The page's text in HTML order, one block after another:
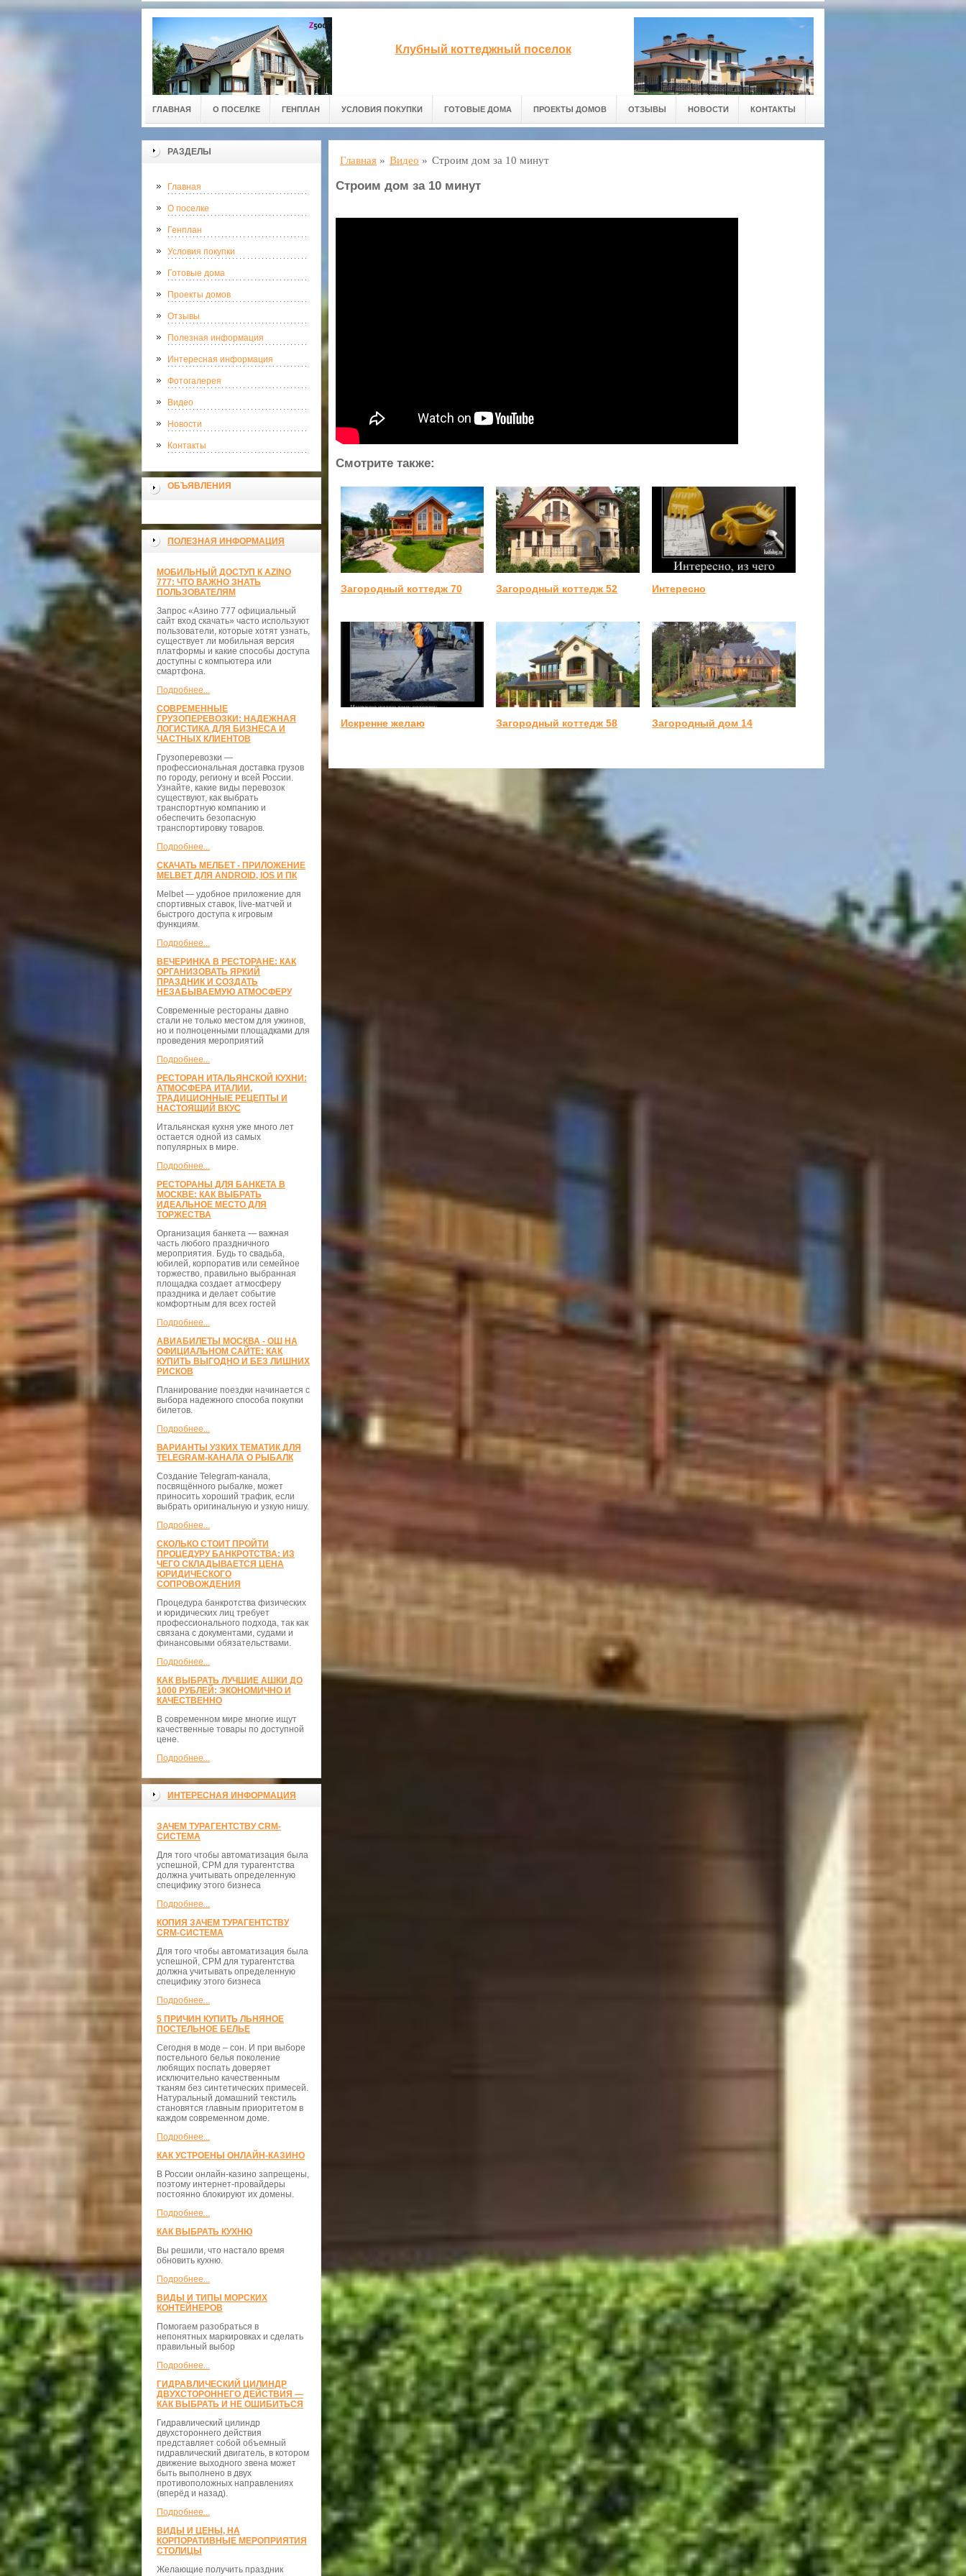
Клубный коттеджный поселок
ГЛАВНАЯ О ПОСЕЛКЕ ГЕНПЛАН УСЛОВИЯ ПОКУПКИ ГОТОВЫЕ ДОМА ПРОЕКТЫ ДОМОВ ОТЗЫВЫ НОВОСТИ КОНТАКТЫ
РАЗДЕЛЫ
Главная
О поселке
Генплан
Условия покупки
Готовые дома
Проекты домов
Отзывы
Полезная информация
Интересная информация
Фотогалерея
Видео
Новости
Контакты
ОБЪЯВЛЕНИЯ
ПОЛЕЗНАЯ ИНФОРМАЦИЯ
МОБИЛЬНЫЙ ДОСТУП К AZINO
777: ЧТО ВАЖНО ЗНАТЬ
ПОЛЬЗОВАТЕЛЯМ
Запрос «Азино 777 официальный
сайт вход скачать» часто используют
пользователи, которые хотят узнать,
существует ли мобильная версия
платформы и какие способы доступа
доступны с компьютера или
смартфона.
Подробнее...
СОВРЕМЕННЫЕ
ГРУЗОПЕРЕВОЗКИ: НАДЕЖНАЯ
ЛОГИСТИКА ДЛЯ БИЗНЕСА И
ЧАСТНЫХ КЛИЕНТОВ
Грузоперевозки —
профессиональная доставка грузов
по городу, региону и всей России.
Узнайте, какие виды перевозок
существуют, как выбрать
транспортную компанию и
обеспечить безопасную
транспортировку товаров.
Подробнее...
СКАЧАТЬ МЕЛБЕТ - ПРИЛОЖЕНИЕ
MELBET ДЛЯ ANDROID, IOS И ПК
Melbet — удобное приложение для
спортивных ставок, live-матчей и
быстрого доступа к игровым
функциям.
Подробнее...
ВЕЧЕРИНКА В РЕСТОРАНЕ: КАК
ОРГАНИЗОВАТЬ ЯРКИЙ
ПРАЗДНИК И СОЗДАТЬ
НЕЗАБЫВАЕМУЮ АТМОСФЕРУ
Современные рестораны давно
стали не только местом для ужинов,
но и полноценными площадками для
проведения мероприятий
Подробнее...
РЕСТОРАН ИТАЛЬЯНСКОЙ КУХНИ:
АТМОСФЕРА ИТАЛИИ,
ТРАДИЦИОННЫЕ РЕЦЕПТЫ И
НАСТОЯЩИЙ ВКУС
Итальянская кухня уже много лет
остается одной из самых
популярных в мире.
Подробнее...
РЕСТОРАНЫ ДЛЯ БАНКЕТА В
МОСКВЕ: КАК ВЫБРАТЬ
ИДЕАЛЬНОЕ МЕСТО ДЛЯ
ТОРЖЕСТВА
Организация банкета — важная
часть любого праздничного
мероприятия. Будь то свадьба,
юбилей, корпоратив или семейное
торжество, правильно выбранная
площадка создает атмосферу
праздника и делает событие
комфортным для всех гостей
Подробнее...
АВИАБИЛЕТЫ МОСКВА - ОШ НА
ОФИЦИАЛЬНОМ САЙТЕ: КАК
КУПИТЬ ВЫГОДНО И БЕЗ ЛИШНИХ
РИСКОВ
Планирование поездки начинается с
выбора надежного способа покупки
билетов.
Подробнее...
ВАРИАНТЫ УЗКИХ ТЕМАТИК ДЛЯ
TELEGRAM-КАНАЛА О РЫБАЛК
Создание Telegram-канала,
посвящённого рыбалке, может
приносить хороший трафик, если
выбрать оригинальную и узкую нишу.
Подробнее...
СКОЛЬКО СТОИТ ПРОЙТИ
ПРОЦЕДУРУ БАНКРОТСТВА: ИЗ
ЧЕГО СКЛАДЫВАЕТСЯ ЦЕНА
ЮРИДИЧЕСКОГО
СОПРОВОЖДЕНИЯ
Процедура банкротства физических
и юридических лиц требует
профессионального подхода, так как
связана с документами, судами и
финансовыми обязательствами.
Подробнее...
КАК ВЫБРАТЬ ЛУЧШИЕ АШКИ ДО
1000 РУБЛЕЙ: ЭКОНОМИЧНО И
КАЧЕСТВЕННО
В современном мире многие ищут
качественные товары по доступной
цене.
Подробнее...
ИНТЕРЕСНАЯ ИНФОРМАЦИЯ
ЗАЧЕМ ТУРАГЕНТСТВУ CRM-
СИСТЕМА
Для того чтобы автоматизация была
успешной, СРМ для турагентства
должна учитывать определенную
специфику этого бизнеса
Подробнее...
КОПИЯ ЗАЧЕМ ТУРАГЕНТСТВУ
CRM-СИСТЕМА
Для того чтобы автоматизация была
успешной, СРМ для турагентства
должна учитывать определенную
специфику этого бизнеса
Подробнее...
5 ПРИЧИН КУПИТЬ ЛЬНЯНОЕ
ПОСТЕЛЬНОЕ БЕЛЬЕ
Сегодня в моде – сон. И при выборе
постельного белья поколение
любящих поспать доверяет
исключительно качественным
тканям без синтетических примесей.
Натуральный домашний текстиль
становятся главным приоритетом в
каждом современном доме.
Подробнее...
КАК УСТРОЕНЫ ОНЛАЙН-КАЗИНО
В России онлайн-казино запрещены,
поэтому интернет-провайдеры
постоянно блокируют их домены.
Подробнее...
КАК ВЫБРАТЬ КУХНЮ
Вы решили, что настало время
обновить кухню.
Подробнее...
ВИДЫ И ТИПЫ МОРСКИХ
КОНТЕЙНЕРОВ
Помогаем разобраться в
непонятных маркировках и сделать
правильный выбор
Подробнее...
ГИДРАВЛИЧЕСКИЙ ЦИЛИНДР
ДВУХСТОРОННЕГО ДЕЙСТВИЯ —
КАК ВЫБРАТЬ И НЕ ОШИБИТЬСЯ
Гидравлический цилиндр
двухстороннего действия
представляет собой объемный
гидравлический двигатель, в котором
движение выходного звена может
быть выполнено в двух
противоположных направлениях
(вперёд и назад).
Подробнее...
ВИДЫ И ЦЕНЫ, НА
КОРПОРАТИВНЫЕ МЕРОПРИЯТИЯ
СТОЛИЦЫ
Желающие получить праздник
Главная » Видео » Строим дом за 10 минут
Строим дом за 10 минут
Смотрите также:
Загородный коттедж 70 Загородный коттедж 52 Интересно
Искренне желаю Загородный коттедж 58 Загородный дом 14